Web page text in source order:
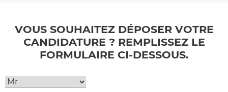
VOUS SOUHAITEZ DÉPOSER VOTRE
CANDIDATURE ? REMPLISSEZ LE
FORMULAIRE CI-DESSOUS.